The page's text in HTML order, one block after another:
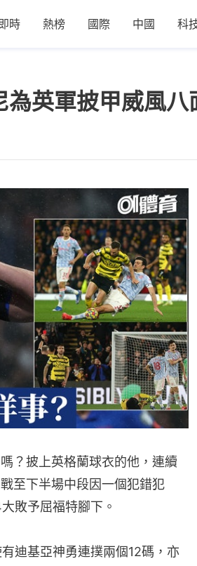
時 熱榜 國際 中國 科
為英軍披甲威風
？披上英格蘭球衣的他，連續
至下半場中段因一個犯錯犯
敗予屈福特腳下。
迪基亞神勇連撲兩個12碼，亦